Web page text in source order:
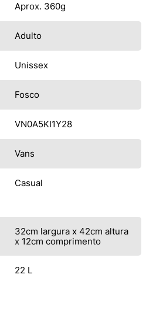
Aprox. 360g
Adulto
Unissex
Fosco
VN0A5KI1Y28
Vans
Casual
32cm largura x 42cm altura
x 12cm comprimento
22 L